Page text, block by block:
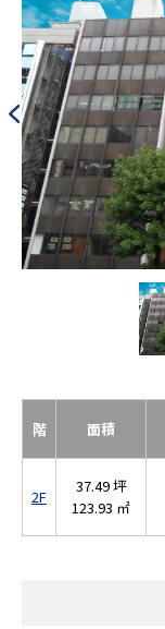
階 面積
2F
37.49 坪
123.93 ㎡